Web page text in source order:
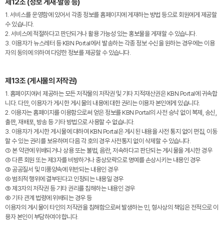
제12조 (정보 게재·발송 등)
1. 서비스를 운영함에 있어서 각종 정보를 홈페이지에 게재하는 방법 등으로 회원에게 제공할
수 있습니다.
2. 서비스에 적절하다고 판단되거나 활용 가능성 있는 홍보물을 게재할 수 있습니다.
3. 이용자가 뉴스레터 등 KBN Portal에서 발송하는 각종 정보 수신을 원하는 경우에는 이용
자의 동의에 의하여 다양한 정보를 제공할 수 있습니다.
제13조 (게시물의 저작권)
1. 홈페이지에서 제공하는 모든 저작물의 저작권 및 기타 지적재산권은 KBN Portal에 귀속합
니다. 다만, 이용자가 게시한 게시물의 내용에 대한 권리는 이용자 본인에게 있습니다.
2. 이용자는 홈페이지를 이용함으로써 얻은 정보를 KBN Portal의 사전 승낙 없이 복제, 송신,
출판, 재배포, 방송 등 기타 방법으로 사용할 수 없습니다.
3. 이용자가 게시한 게시물에 대하여 KBN Portal은 게시된 내용을 사전 통지 없이 편집, 이동
할 수 있는 권리를 보유하며 다음 각 호의 경우 사전통지 없이 삭제할 수 있습니다.
① 본 약관에 위배되거나 상용 또는 불법, 음란, 저속하다고 판단되는 게시물을 게시한 경우
② 다른 회원 또는 제3자를 비방하거나 중상모략으로 명예를 손상시키는 내용인 경우
③ 공공질서 및 미풍양속에 위반되는 내용인 경우
④ 범죄적 행위에 결부된다고 인정되는 내용일 경우
⑤ 제3자의 저작권 등 기타 권리를 침해하는 내용인 경우
⑥ 기타 관계 법령에 위배되는 경우 등
이용자의 게시물이 타인의 저작권을 침해함으로써 발생하는 민, 형사상의 책임은 전적으로 이
용자 본인이 부담하여야 합니다.